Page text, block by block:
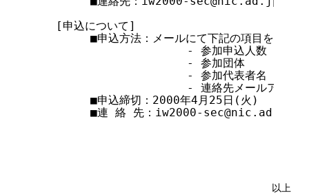
   [申込について]
■申込方法：メールにて下記の項目をお知ら
                      - 参加申込人数
                      - 参加団体
                      - 参加代表者名
- 連絡先メールアドレ
        ■申込締切：2000年4月25日(火)
        ■連 絡 先：iw2000-sec@nic.ad.jp
以上